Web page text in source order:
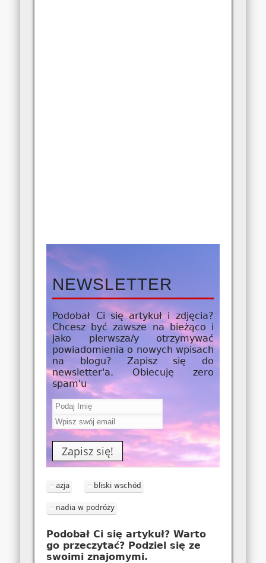
NEWSLETTER
Podobał Ci się artykuł i zdjęcia?
Chcesz być zawsze na bieżąco i
jako pierwsza/yotrzymywać
powiadomienia o nowych wpisach
na blogu? Zapisz się do
newsletter'a. Obiecuję zero
spam'u
azja bliski wschód
nadia w podróży
Podobał Ci się artykuł? Warto
go przeczytać? Podziel się ze
swoimi znajomymi.